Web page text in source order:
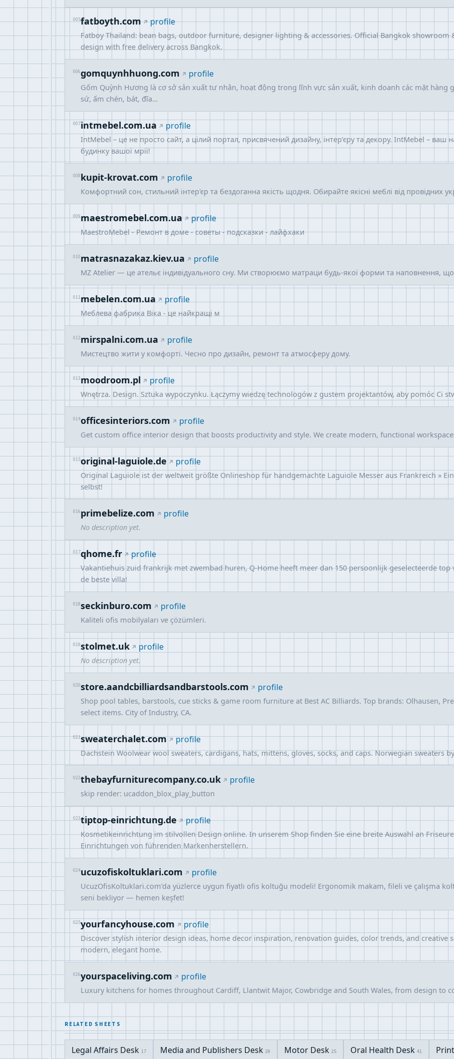
005fatboyth.com profile
Fatboy Thailand: bean bags, outdoor furniture, designer lighting & accessories. Official Bangkok
design with free delivery across Bangkok.
006gomquynhhuong.com profile
Gốm Quỳnh Hương là cơ sở sản xuất tư nhân, hoạt động trong lĩnh vực sản xuất, kinh doanh các mặt hàng
sứ, ấm chén, bát, đĩa…
007intmebel.com.ua profile
IntMebel – це не просто сайт, а цілий портал, присвячений дизайну, інтер’єру та декору. IntMebel – ваш
будинку вашої мрії!
008kupit-krovat.com profile
Комфортний сон, стильний інтер'єр та бездоганна якість щодня. Обирайте якісні меблі від провідних
009maestromebel.com.ua profile
MaestroMebel - Ремонт в доме - советы - подсказки - лайфхаки
010matrasnazakaz.kiev.ua profile
MZ Atelier — це ательє індивідуального сну. Ми створюємо матраци будь-якої форми та наповнення,
011mebelen.com.ua profile
Меблева фабрика Віка - це найкращі м
012mirspalni.com.ua profile
Мистецтво жити у комфорті. Чесно про дизайн, ремонт та атмосферу дому.
013moodroom.pl profile
Wnętrza. Design. Sztuka wypoczynku. Łączymy wiedzę technologów z gustem projektantów, aby pomóc Ci
014officesinteriors.com profile
Get custom office interior design that boosts productivity and style. We create modern, functional
015original-laguiole.de profile
Original Laguiole ist der weltweit größte Onlineshop für handgemachte Laguiole Messer aus Frankreich »
selbst!
016primebelize.com profile
No description yet.
017qhome.fr profile
Vakantiehuis zuid frankrijk met zwembad huren, Q-Home heeft meer dan 150 persoonlijk geselecteerde
de beste villa!
018seckinburo.com profile
Kaliteli ofis mobilyaları ve çözümleri.
019stolmet.uk profile
No description yet.
020store.aandcbilliardsandbarstools.com profile
Shop pool tables, barstools, cue sticks & game room furniture at Best AC Billiards. Top brands: Olhausen,
select items. City of Industry, CA.
021sweaterchalet.com profile
Dachstein Woolwear wool sweaters, cardigans, hats, mittens, gloves, socks, and caps. Norwegian sweaters
022thebayfurniturecompany.co.uk profile
skip render: ucaddon_blox_play_button
023tiptop-einrichtung.de profile
Kosmetikeinrichtung im stilvollen Design online. In unserem Shop finden Sie eine breite Auswahl an
Einrichtungen von führenden Markenherstellern.
024ucuzofiskoltuklari.com profile
UcuzOfisKoltuklari.com’da yüzlerce uygun fiyatlı ofis koltuğu modeli! Ergonomik makam, fileli ve çalışma
seni bekliyor — hemen keşfet!
025yourfancyhouse.com profile
Discover stylish interior design ideas, home decor inspiration, renovation guides, color trends, and
modern, elegant home.
026yourspaceliving.com profile
Luxury kitchens for homes throughout Cardiff, Llantwit Major, Cowbridge and South Wales, from design to
RELATED SHEETS
Legal Affairs Desk 17 Media and Publishers Desk 29 Motor Desk 25 Oral Health Desk 41